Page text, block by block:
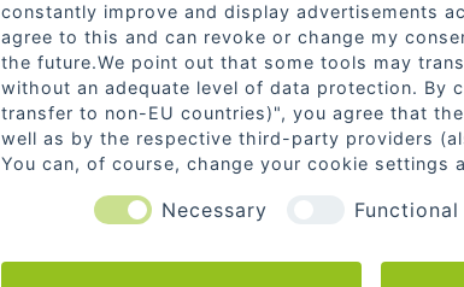
constantly improve and display advertisements
agree to this and can revoke or change my
the future.We point out that some tools may
without an adequate level of data protection. By
transfer to non-EU countries)", you agree that
well as by the respective third-party providers
You can, of course, change your cookie settings
Necessary Functional
Tel: 0159 - 011 184 17
Mail: info@foecker-ulfkotte.de